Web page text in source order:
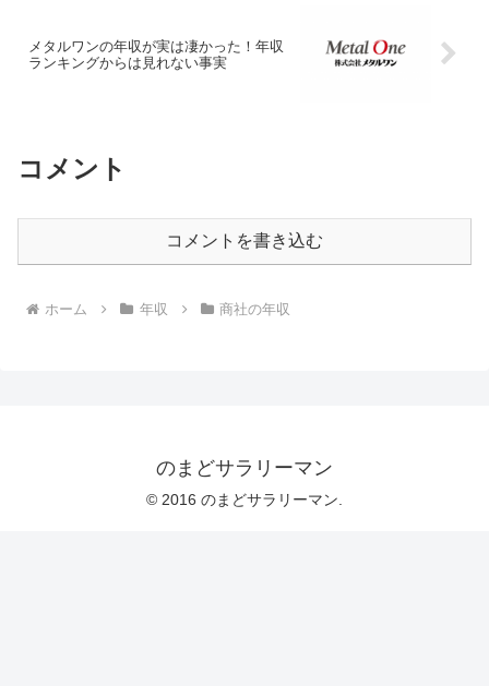
メタルワンの年収が実は凄かった！年収
ランキングからは見れない事実
コメント
コメントを書き込む
ホーム 年収 商社の年収
のまどサラリーマン
© 2016 のまどサラリーマン.